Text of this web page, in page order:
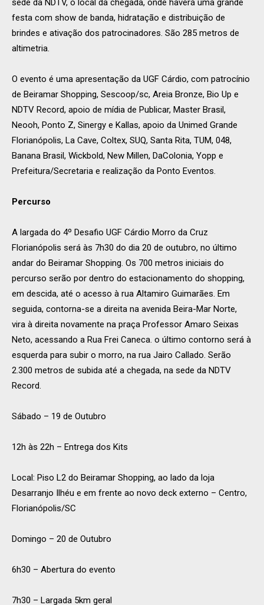
sede da NDTV, o local da chegada, onde haverá uma grande
festa com show de banda, hidratação e distribuição de
brindes e ativação dos patrocinadores. São 285 metros de
altimetria.
O evento é uma apresentação da UGF Cárdio, com patrocínio
de Beiramar Shopping, Sescoop/sc, Areia Bronze, Bio Up e
NDTV Record, apoio de mídia de Publicar, Master Brasil,
Neooh, Ponto Z, Sinergy e Kallas, apoio da Unimed Grande
Florianópolis, La Cave, Coltex, SUQ, Santa Rita, TUM, 048,
Banana Brasil, Wickbold, New Millen, DaColonia, Yopp e
Prefeitura/Secretaria e realização da Ponto Eventos.
Percurso
A largada do 4º Desafio UGF Cárdio Morro da Cruz
Florianópolis será às 7h30 do dia 20 de outubro, no último
andar do Beiramar Shopping. Os 700 metros iniciais do
percurso serão por dentro do estacionamento do shopping,
em descida, até o acesso à rua Altamiro Guimarães. Em
seguida, contorna-se a direita na avenida Beira-Mar Norte,
vira à direita novamente na praça Professor Amaro Seixas
Neto, acessando a Rua Frei Caneca. o último contorno será à
esquerda para subir o morro, na rua Jairo Callado. Serão
2.300 metros de subida até a chegada, na sede da NDTV
Record.
Sábado – 19 de Outubro
12h às 22h – Entrega dos Kits
Local: Piso L2 do Beiramar Shopping, ao lado da loja
Desarranjo Ilhéu e em frente ao novo deck externo – Centro,
Florianópolis/SC
Domingo – 20 de Outubro
6h30 – Abertura do evento
7h30 – Largada 5km geral